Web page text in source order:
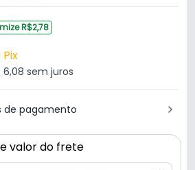
R$2,78
6,08 sem juros
de pagamento
valor do frete